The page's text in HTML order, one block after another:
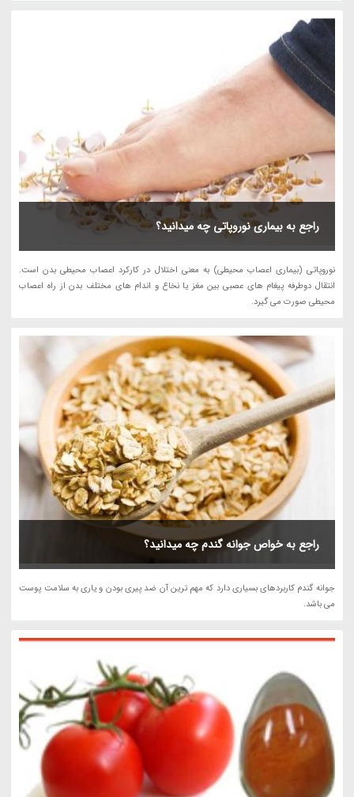
راجع به بیماری نوروپاتی چه میدانید؟
نوروپاتی (بیماری اعصاب محیطی) به معنی اختلال در کارکرد اعصاب محیطی بدن است.
انتقال دوطرفه پیغام های عصبی بین مغز یا نخاع و اندام های مختلف بدن از راه اعصاب
محیطی صورت می گیرد.
راجع به خواص جوانه گندم چه میدانید؟
جوانه گندم کاربردهای بسیاری دارد که مهم ترین آن ضد پیری بودن و یاری به سلامت پوست
می باشد.